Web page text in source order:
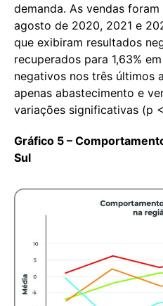
demanda. As vendas
agosto de 2020, 2021 e
que exibiram resultados
recuperados para 1,63%
negativos nos três últimos
apenas abastecimento e
variações significativas (p
Gráfico 5 –
Sul